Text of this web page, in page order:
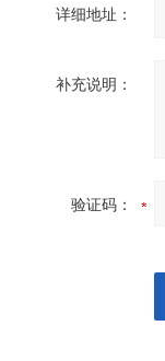
详细地址：
补充说明：
验证码：